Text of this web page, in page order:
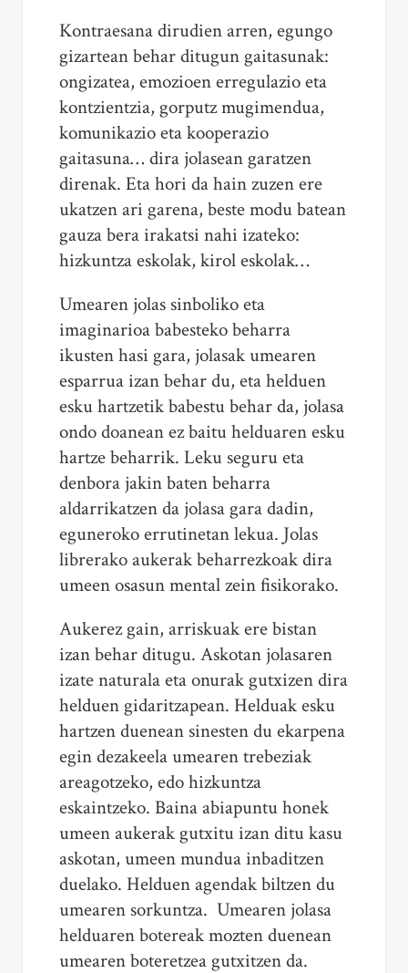
Kontraesana dirudien arren, egungo
gizartean behar ditugun gaitasunak:
ongizatea, emozioen erregulazio eta
kontzientzia, gorputz mugimendua,
komunikazio eta kooperazio
gaitasuna… dira jolasean garatzen
direnak. Eta hori da hain zuzen ere
ukatzen ari garena, beste modu batean
gauza bera irakatsi nahi izateko:
hizkuntza eskolak, kirol eskolak…
Umearen jolas sinboliko eta
imaginarioa babesteko beharra
ikusten hasi gara, jolasak umearen
esparrua izan behar du, eta helduen
esku hartzetik babestu behar da, jolasa
ondo doanean ez baitu helduaren esku
hartze beharrik. Leku seguru eta
denbora jakin baten beharra
aldarrikatzen da jolasa gara dadin,
eguneroko errutinetan lekua. Jolas
librerako aukerak beharrezkoak dira
umeen osasun mental zein fisikorako.
Aukerez gain, arriskuak ere bistan
izan behar ditugu. Askotan jolasaren
izate naturala eta onurak gutxizen dira
helduen gidaritzapean. Helduak esku
hartzen duenean sinesten du ekarpena
egin dezakeela umearen trebeziak
areagotzeko, edo hizkuntza
eskaintzeko. Baina abiapuntu honek
umeen aukerak gutxitu izan ditu kasu
askotan, umeen mundua inbaditzen
duelako. Helduen agendak biltzen du
umearen sorkuntza. Umearen jolasa
helduaren botereak mozten duenean
umearen boteretzea gutxitzen da.